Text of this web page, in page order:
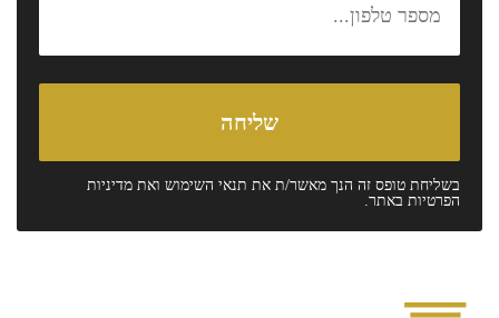
בשליחת טופס זה הנך מאשר/ת את תנאי השימוש ואת מדיניות
הפרטיות באתר.